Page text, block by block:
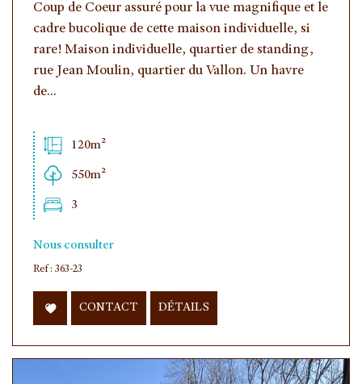
Coup de Coeur assuré pour la vue magnifique et le
cadre bucolique de cette maison individuelle, si
rare! Maison individuelle, quartier de standing,
rue Jean Moulin, quartier du Vallon. Un havre
de...
120m²
550m²
3
Nous consulter
Ref : 363-23
CONTACT DÉTAILS